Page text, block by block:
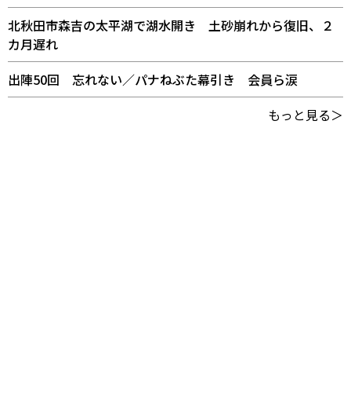
北秋田市森吉の太平湖で湖水開き 土砂崩れから復旧、２
カ月遅れ
出陣50回 忘れない／パナねぶた幕引き 会員ら涙
もっと見る＞